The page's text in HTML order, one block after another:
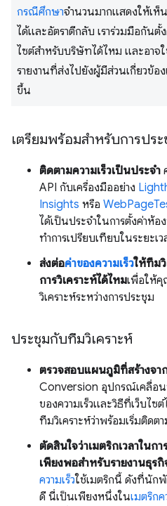
กรณีศึกษาจํานวนมากแสดงให้เห็
ได้และอัตราตีกลับ เราร่วมมือกันตั้ง
ไซต์สําหรับบริษัทได้ไหม และอาจ
รายงานที่ส่งไปยังผู้มีส่วนเกี่ยวข้อง
ขึ้น
เตรียมพร้อมสําหรับการปร
ติดตามความเร็วเป็นประจำ
API กับเครื่องมืออย่าง
Insights หรือ
ได้เป็นประจำในการตั้งค่าห้
ทำการเปรียบเทียบในระยะเว
ส่งต่อค่าของความเร็วให้ทีม
การวิเคราะห์ได้ไหมเพื่อให้
วิเคราะห์ระหว่างการประชุม
ประชุมกับทีมวิเคราะห์
ตรวจสอบแผนภูมิที่สร้างจา
Conversion อุปกรณ์เคลื่อ
ของความเร็วและวิธีที่เว็บไซ
ทีมวิเคราะห์ว่าพร้อมเริ่มติดต
ตัดสินใจว่าเมตริกเวลาใน
เพียงพอสําหรับรายงานธุร
ความเร็วใช้เมตริกนี้ ดังที่นัก
ดี นี่เป็นเพียงหนึ่งในเมตริกค